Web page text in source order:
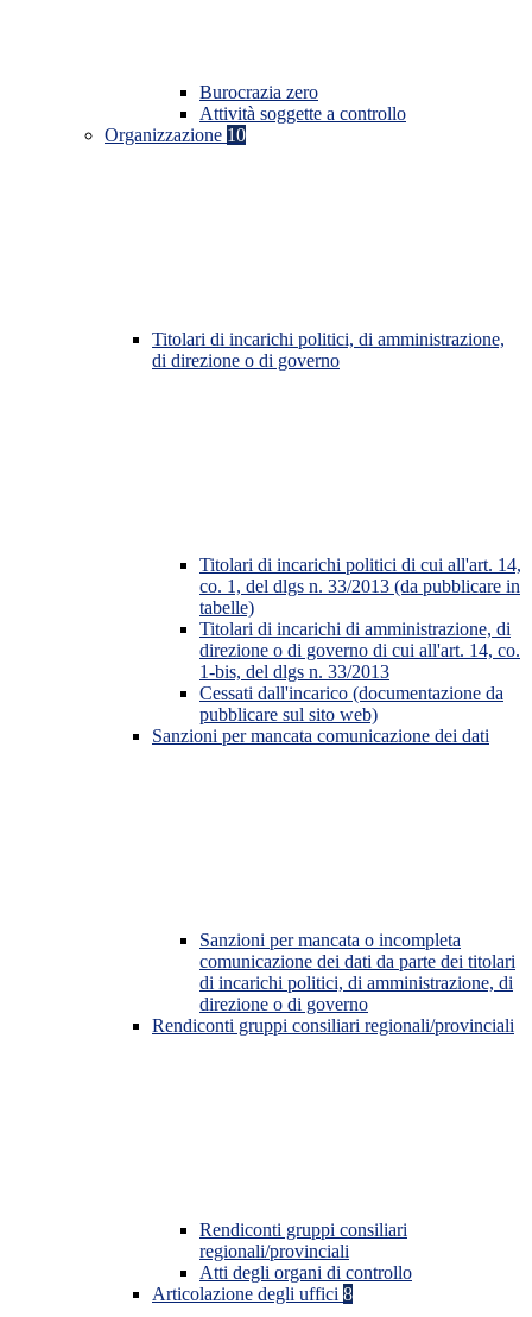
Burocrazia zero
Attività soggette a controllo
Organizzazione 10
Titolari di incarichi politici, di amministrazione,
di direzione o di governo
Titolari di incarichi politici di cui all'art. 14,
co. 1, del dlgs n. 33/2013 (da pubblicare in
tabelle)
Titolari di incarichi di amministrazione, di
direzione o di governo di cui all'art. 14, co.
1-bis, del dlgs n. 33/2013
Cessati dall'incarico (documentazione da
pubblicare sul sito web)
Sanzioni per mancata comunicazione dei dati
Sanzioni per mancata o incompleta
comunicazione dei dati da parte dei titolari
di incarichi politici, di amministrazione, di
direzione o di governo
Rendiconti gruppi consiliari regionali/provinciali
Rendiconti gruppi consiliari
regionali/provinciali
Atti degli organi di controllo
Articolazione degli uffici 8